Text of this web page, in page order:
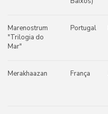
Marenostrum
"Trilogia do
Mar"
Portugal
Merakhaazan França